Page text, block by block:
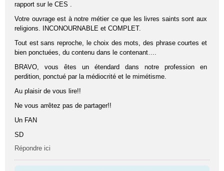
rapport sur le CES .
Votre ouvrage est à notre métier ce que les livres saints sont aux
religions. INCONOURNABLE et COMPLET.
Tout est sans reproche, le choix des mots, des phrase courtes et
bien ponctuées, du contenu dans le contenant….
BRAVO, vous êtes un étendard dans notre profession en
perdition, ponctué par la médiocrité et le mimétisme.
Au plaisir de vous lire!!
Ne vous arrêtez pas de partager!!
Un FAN
SD
Répondre ici